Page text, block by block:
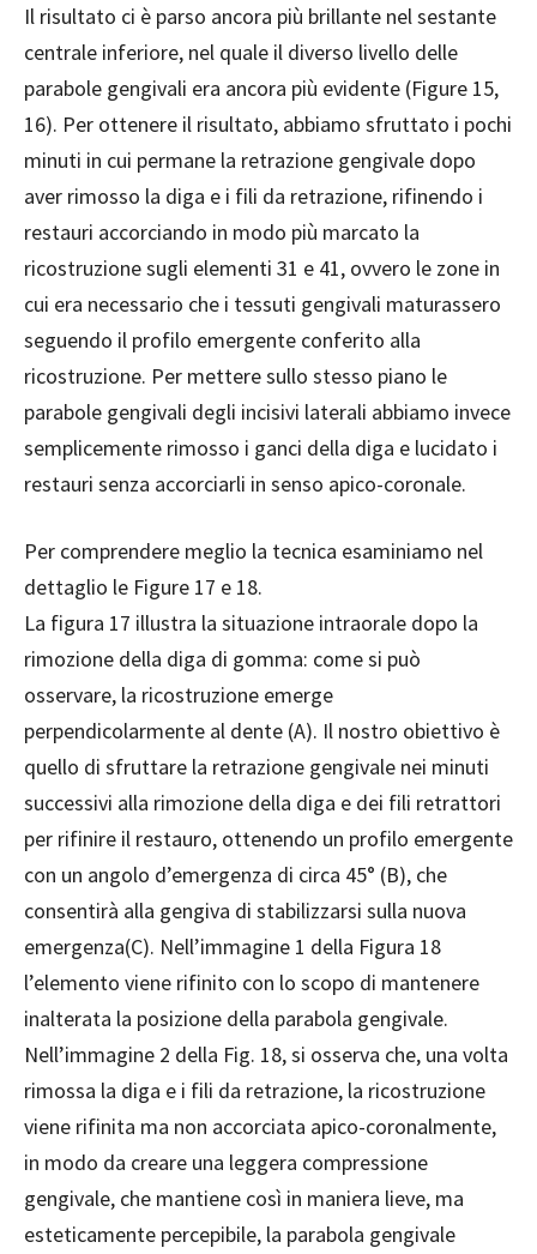
Il risultato ci è parso ancora più brillante nel sestante
centrale inferiore, nel quale il diverso livello delle
parabole gengivali era ancora più evidente (Figure 15,
16). Per ottenere il risultato, abbiamo sfruttato i pochi
minuti in cui permane la retrazione gengivale dopo
aver rimosso la diga e i fili da retrazione, rifinendo i
restauri accorciando in modo più marcato la
ricostruzione sugli elementi 31 e 41, ovvero le zone in
cui era necessario che i tessuti gengivali maturassero
seguendo il profilo emergente conferito alla
ricostruzione. Per mettere sullo stesso piano le
parabole gengivali degli incisivi laterali abbiamo invece
semplicemente rimosso i ganci della diga e lucidato i
restauri senza accorciarli in senso apico-coronale.
Per comprendere meglio la tecnica esaminiamo nel
dettaglio le Figure 17 e 18.
La figura 17 illustra la situazione intraorale dopo la
rimozione della diga di gomma: come si può
osservare, la ricostruzione emerge
perpendicolarmente al dente (A). Il nostro obiettivo è
quello di sfruttare la retrazione gengivale nei minuti
successivi alla rimozione della diga e dei fili retrattori
per rifinire il restauro, ottenendo un profilo emergente
con un angolo d’emergenza di circa 45° (B), che
consentirà alla gengiva di stabilizzarsi sulla nuova
emergenza(C). Nell’immagine 1 della Figura 18
l’elemento viene rifinito con lo scopo di mantenere
inalterata la posizione della parabola gengivale.
Nell’immagine 2 della Fig. 18, si osserva che, una volta
rimossa la diga e i fili da retrazione, la ricostruzione
viene rifinita ma non accorciata apico-coronalmente,
in modo da creare una leggera compressione
gengivale, che mantiene così in maniera lieve, ma
esteticamente percepibile, la parabola gengivale